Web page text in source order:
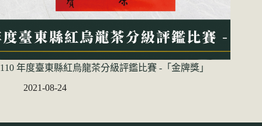
110 年度臺東縣紅烏龍茶分級評鑑比賽 -「金牌獎」
2021-08-24